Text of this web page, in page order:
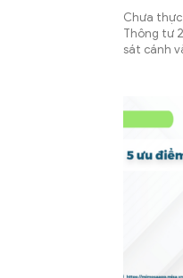
Chưa
Thông tư
sát cánh